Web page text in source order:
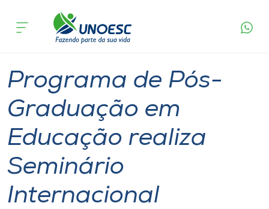
Cursos
Pesquisa
Atendimento ao Estudante
Portal de Ensino
acontece
Graduação
Programa de Pós-
Graduação em
Educação realiza
Seminário
Internacional